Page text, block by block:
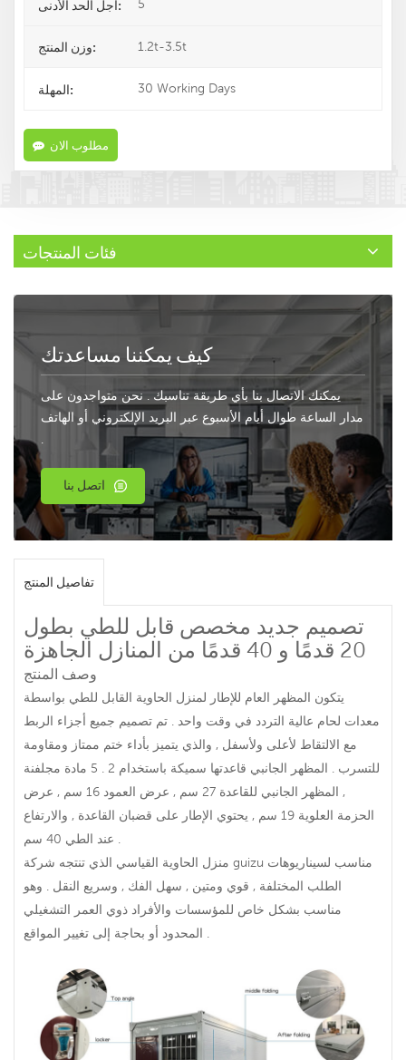
أجل الحد الأدنى: 5
وزن المنتج: 1.2t-3.5t
المهلة: 30 Working Days
مطلوب الان
فئات المنتجات
كيف يمكننا مساعدتك
يمكنك الاتصال بنا بأي طريقة تناسبك . نحن متواجدون على
مدار الساعة طوال أيام الأسبوع عبر البريد الإلكتروني أو الهاتف
اتصل بنا
تفاصيل المنتج
تصميم جديد مخصص قابل للطي بطول
20 قدمًا و 40 قدمًا من المنازل الجاهزة
وصف المنتج
يتكون المظهر العام للإطار لمنزل الحاوية القابل للطي بواسطة
معدات لحام عالية التردد في وقت واحد . تم تصميم جميع أجزاء الربط
مع الالتقاط لأعلى ولأسفل , والذي يتميز بأداء ختم ممتاز ومقاومة
للتسرب . المظهر الجانبي قاعدتها سميكة باستخدام 2 . 5 مادة مجلفنة
, المظهر الجانبي للقاعدة 27 سم , عرض العمود 16 سم , عرض
الحزمة العلوية 19 سم , يحتوي الإطار على قضبان القاعدة , والارتفاع
منزل الحاوية القياسي الذي تنتجه شركة guizu مناسب لسيناريوهات
الطلب المختلفة , قوي ومتين , سهل الفك , وسريع النقل . وهو
مناسب بشكل خاص للمؤسسات والأفراد ذوي العمر التشغيلي